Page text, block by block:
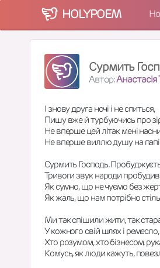
HOLYPOEM
Сурмить
Автор:
І знову друга ночі і не спиться,
Пишу вже й турбуючись про
Не вперше цей літак мені
Не вперше виллю душу на
Сурмить Господь.
Тривоги звук народи
Як сумно, що не чуємо без
Як жаль, що нам потрібно
Ми так спішили жити, так
У кожного свій шлях і ремесло,
Хто розумом, хто бізнесом,
Комусь, як люди кажуть,